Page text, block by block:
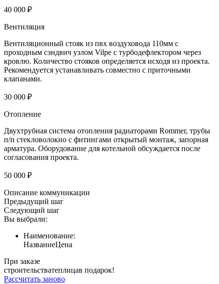
40 000 ₽
Вентиляция
Вентиляционный стояк из пвх воздуховода 110мм с
проходным сэндвич узлом Vilpe с турбодефлектором через
кровлю. Количество стояков определяется исходя из проекта.
Рекомендуется устанавливать совместно с приточными
клапанами.
30 000 ₽
Отопление
Двухтрубная система отопления радиаторами Rommer, трубы
п/п стекловолокно с фитингами открытый монтаж, запорная
арматура. Оборудование для котельной обсуждается после
согласования проекта.
50 000 ₽
Описание коммуникации
Предыдущий шаг
Следующий шаг
Вы выбрали:
Наименование:
НазваниеЦена
При заказе
строительстватеплицав подарок!
Рассчитать заново